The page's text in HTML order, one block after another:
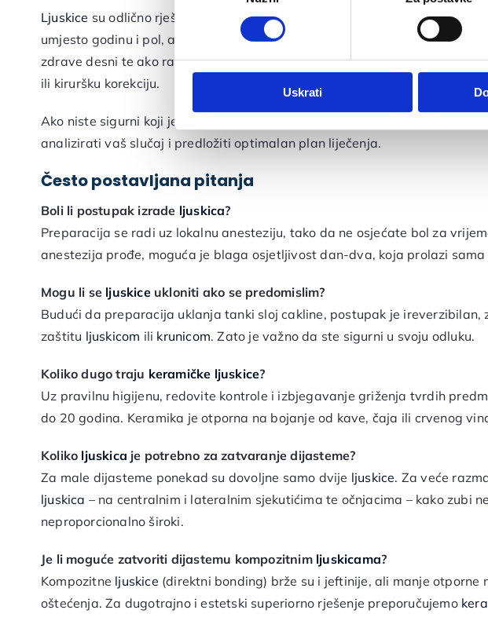
Uskrati
Ljuskice su odlično rješenje za zatvaranje dijasteme ako želite vidljivi
umjesto godinu i pol, ako osim razmaka želite popraviti i boju ili oblik
zdrave desni te ako razmak nije uzrokovan složenom skeletnom
ili kiruršku korekciju.
Ako niste sigurni koji je pristup pravi za vas, prvi korak je individualni
analizirati vaš slučaj i predložiti optimalan plan liječenja.
Često postavljana pitanja
Boli li postupak izrade ljuskica?
Preparacija se radi uz lokalnu anesteziju, tako da ne osjećate bol za
anestezija prođe, moguća je blaga osjetljivost dan-dva, koja prolazi sama
Mogu li se ljuskiceukloniti ako se predomislim?
Budući da preparacija uklanja tanki sloj cakline, postupak je ireverzibilan,
zaštitu ljuskicom ili krunicom. Zato je važno da ste sigurni u svoju odluku.
Koliko dugo traju keramičke ljuskice?
Uz pravilnu higijenu, redovite kontrole i izbjegavanje griženja tvrdih
do 20 godina. Keramika je otporna na bojanje od kave, čaja ili crvenog
Koliko ljuskica je potrebno za zatvaranje dijasteme?
Za male dijasteme ponekad su dovoljne samo dvije ljuskice. Za veće
ljuskica – na centralnim i lateralnim sjekutićima te očnjacima – kako zubi
neproporcionalno široki.
Je li moguće zatvoriti dijastemu kompozitnim ljuskicama?
Kompozitne ljuskice (direktni bonding) brže su i jeftinije, ali manje otporne
oštećenja. Za dugotrajno i estetski superiorno rješenje preporučujemo